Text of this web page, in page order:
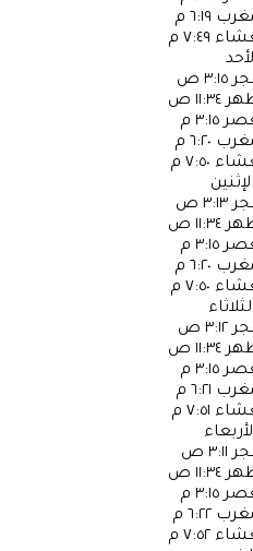
٦:١٩ م
٧:٤٩ م
٣:١٥ ص
١١:٣٤ ص
٣:١٥ م
٦:٢٠ م
٧:٥٠ م
٣:١٣ ص
١١:٣٤ ص
٣:١٥ م
٦:٢٠ م
٧:٥٠ م
٣:١٢ ص
١١:٣٤ ص
٣:١٥ م
٦:٢١ م
٧:٥١ م
٣:١١ ص
١١:٣٤ ص
٣:١٥ م
٦:٢٢ م
٧:٥٢ م